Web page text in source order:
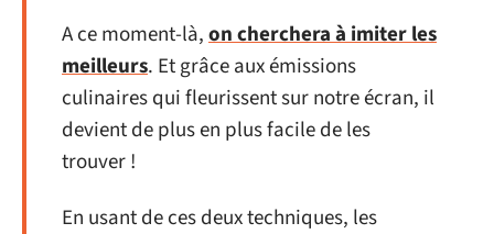
A ce moment-là,on cherchera à imiter les
meilleurs. Et grâce aux émissions
culinaires qui fleurissent sur notre écran, il
devient de plus en plus facile de les
trouver !
En usant de ces deux techniques, les